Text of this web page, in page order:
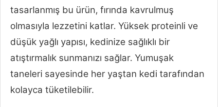
tasarlanmış bu ürün, fırında kavrulmuş
olmasıyla lezzetini katlar. Yüksek proteinli ve
düşük yağlı yapısı, kedinize sağlıklı bir
atıştırmalık sunmanızı sağlar. Yumuşak
taneleri sayesinde her yaştan kedi tarafından
kolayca tüketilebilir.